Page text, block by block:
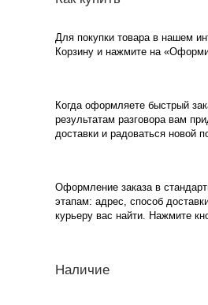
Для покупки товара в нашем
Корзину и нажмите на
Когда оформляете быстрый
результатам разговора вам
доставки и радоваться новой
Оформление заказа в
этапам: адрес, способ
курьеру вас найти. Нажмите
Наличие